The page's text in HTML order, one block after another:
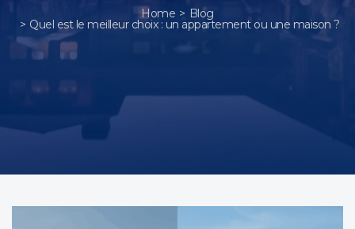
Home Blog
Quel est le meilleur choix : un appartement ou une maison ?